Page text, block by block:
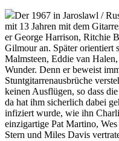
Der 1967 in Jaroslawl /
mit 13 Jahren mit dem
er George Harrison, Ritchie
Gilmour an. Später orientiert
Malmsteen, Eddie van
Wunder. Denn er beweist
Stuntgitarrenausbrüche
keinen Ausflügen, so dass
da hat ihm sicherlich dabei
infiziert wurde, wie ihn
einzigartige Pat Martino,
Stern und Miles Davis